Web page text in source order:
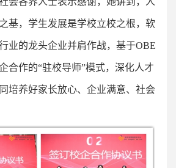
基，学生发展是学校立校之根，软
业的龙头企业并肩作战，基于OBE
合作的“驻校导师”模式，深化人才
培养好家长放心、企业满意、社会